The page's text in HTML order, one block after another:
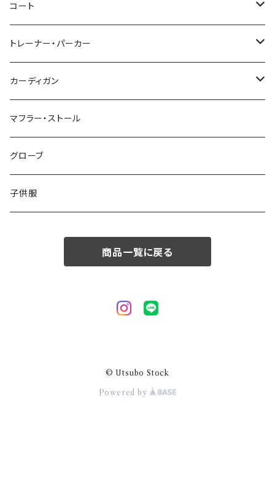
46/M
48/L
50/XL～
～44/S
46/M
48/L
50/XL～
コート
～44/S
46/M
48/L
50/XL～
トレーナー・パーカー
～44/S
46/M
48/L
50/XL～
カーディガン
～44/S
46/M
48/L
マフラー・ストール
グローブ
子供服
商品一覧に戻る
© Utsubo Stock
Powered by